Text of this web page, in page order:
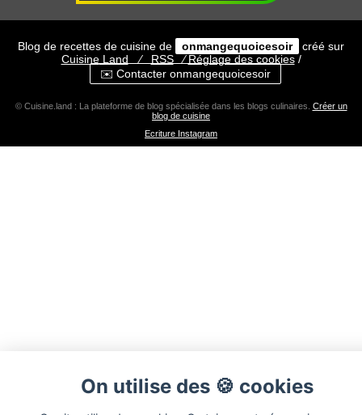
On utilise des 🍪 cookies
Blog de recettes de cuisine de onmangequoicesoir
créé sur
CuisineLand ⁄ RSS ⁄Réglage des cookies/
✉️ Contacter onmangequoicesoir
© Cuisine.land : La plateforme de blog spécialisée dans les blogs culinaires. Créer un
blog de cuisine
Ecriture Instagram